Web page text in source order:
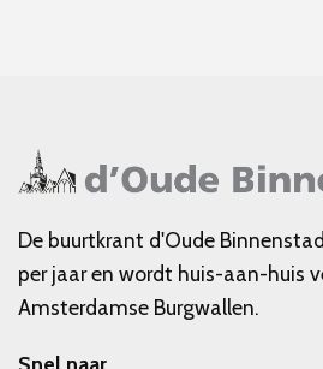
De buurtkrant d'Oude
per jaar en wordt huis-aan-huis
Amsterdamse Burgwallen.
Snel naar